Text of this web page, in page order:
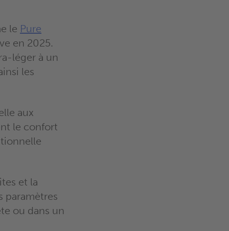
le Pure
en 2025.
léger à un
les
aux
le confort
et la
paramètres
ou dans un